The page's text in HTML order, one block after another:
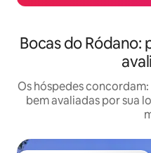
Bocas do Ródano:
Os hóspedes
bem avaliadas por sua